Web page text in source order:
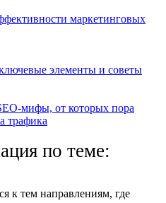
маркетинговых
элементы и советы
мифы, от которых пора
трафика
по теме:
к тем направлениям, где